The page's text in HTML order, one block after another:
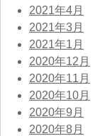
2021年4月
2021年3月
2021年1月
2020年12月
2020年11月
2020年10月
2020年9月
2020年8月